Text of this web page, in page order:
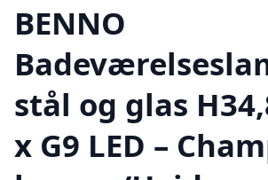
BENNO
stål og glas
x G9 LED –